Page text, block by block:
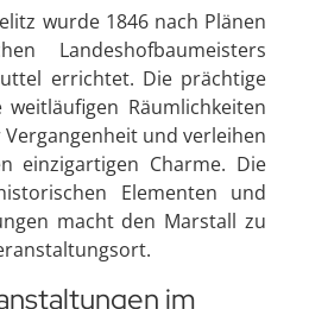
wurde 1846 nach Plänen
Landeshofbaumeisters
errichtet. Die prächtige
Räumlichkeiten
und verleihen
einzigartigen Charme. Die
Elementen und
macht den Marstall zu
im